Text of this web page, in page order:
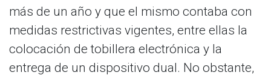
más de un año y que el mismo contaba con
medidas restrictivas vigentes, entre ellas la
colocación de tobillera electrónica y la
entrega de un dispositivo dual. No obstante,